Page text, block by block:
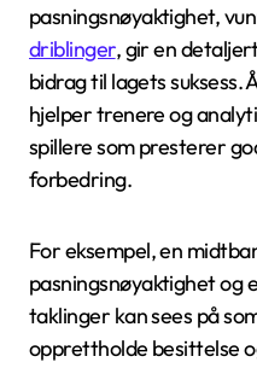
pasningsnøyaktighet,
driblinger, gir en
bidrag til lagets suksess.
hjelper trenere og
spillere som presterer
forbedring.
For eksempel, en
pasningsnøyaktighet og
taklinger kan sees på
opprettholde besittelse